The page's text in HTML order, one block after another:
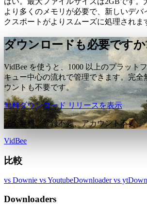
より多くのメモリが必要で、新しいデバ
クスポートがよりスムーズに処理されま
ダウンロードも必要ですか
VidBee を使うと、1000 以上のプラット
キュー中心の流れで管理できます。完全
ウントも不要です。
無料ダウンロード リリースを表示
完全無料。登録不要、アカウント不要。
VidBee
比較
vs Downie vs YoutubeDownloadervs
Downloaders